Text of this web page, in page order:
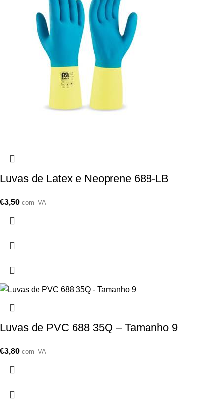
Luvas de Latex e Neoprene 688-LB
€3,50 com IVA
Luvas de PVC 688 35Q – Tamanho 9
€3,80 com IVA